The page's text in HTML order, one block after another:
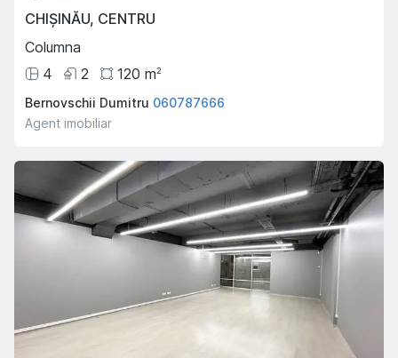
CHIȘINĂU, CENTRU
Columna
4
2 120 m2
Bernovschii Dumitru 060787666
Agent imobiliar